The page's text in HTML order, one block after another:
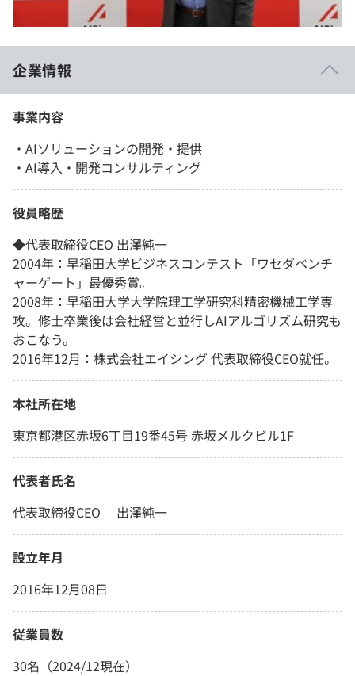
企業情報
事業内容
・AIソリューションの開発・提供
・AI導入・開発コンサルティング
役員略歴
◆代表取締役CEO 出澤純一
2004年：早稲田大学ビジネスコンテスト「ワセダベンチ
ャーゲート」最優秀賞。
2008年：早稲田大学大学院理工学研究科精密機械工学専
攻。修士卒業後は会社経営と並行しAIアルゴリズム研究も
おこなう。
2016年12月：株式会社エイシング 代表取締役CEO就任。
本社所在地
東京都港区赤坂6丁目19番45号 赤坂メルクビル1F
代表者氏名
代表取締役CEO 出澤純一
設立年月
2016年12月08日
従業員数
30名（2024/12現在）